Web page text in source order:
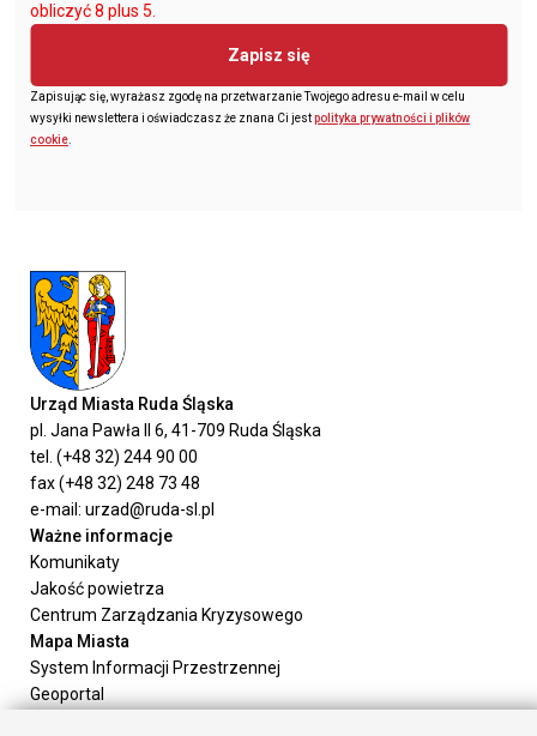
obliczyć 8 plus 5.
Zapisz się
Zapisując się, wyrażasz zgodę na przetwarzanie Twojego adresu e-mail w celu
wysyłki newslettera i oświadczasz że znana Ci jestpolityka prywatności i plików
cookie.
Urząd Miasta Ruda Śląska
pl. Jana Pawła II 6, 41-709 Ruda Śląska
tel. (+48 32) 244 90 00
fax (+48 32) 248 73 48
e-mail: urzad@ruda-sl.pl
Ważne informacje
Komunikaty
Jakość powietrza
Centrum Zarządzania Kryzysowego
Mapa Miasta
System Informacji Przestrzennej
Geoportal